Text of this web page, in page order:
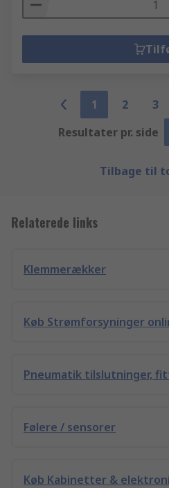
1 2 3
Resultater pr. side
Tilbage til
Relaterede links
Klemmerækker
Køb Strømforsyninger
Pneumatik tilslutninger,
Følere / sensorer
Køb Kabinetter &